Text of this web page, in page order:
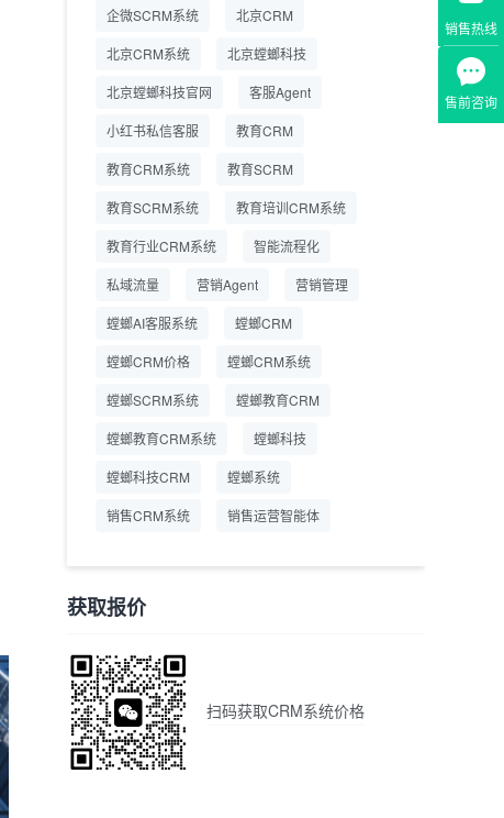
销售热线
售前咨询
螳螂教育CRM助力教培
机构精细化运营
企微SCRM系统 北京CRM
北京CRM系统 北京螳螂科技
北京螳螂科技官网 客服Agent
小红书私信客服 教育CRM
教育CRM系统 教育SCRM
教育SCRM系统 教育培训CRM系统
教育行业CRM系统 智能流程化
私域流量 营销Agent 营销管理
螳螂AI客服系统 螳螂CRM
螳螂CRM价格 螳螂CRM系统
螳螂SCRM系统 螳螂教育CRM
螳螂教育CRM系统 螳螂科技
螳螂科技CRM 螳螂系统
销售CRM系统 销售运营智能体
获取报价
扫码获取CRM系统价格